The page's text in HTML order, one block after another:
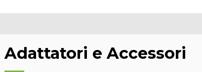
Adattatori e Accessori